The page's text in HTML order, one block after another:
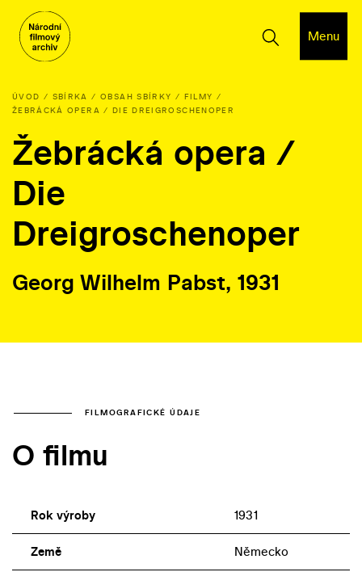
Menu
ÚVOD SBÍRKA OBSAH SBÍRKY
FILMY
ŽEBRÁCKÁ OPERA / DIE DREIGROSCHENOPER
Žebrácká opera /
Die
Dreigroschenoper
Georg Wilhelm Pabst, 1931
FILMOGRAFICKÉ ÚDAJE
O filmu
Rok výroby 1931
Země Německo